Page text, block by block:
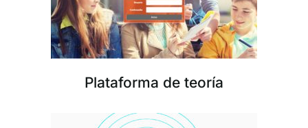
Plataforma de teoría